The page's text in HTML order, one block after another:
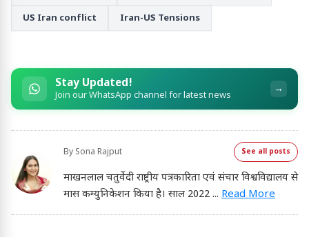
US Iran conflict Iran-US Tensions
Stay Updated!
Join our WhatsApp channel for latest news →
By Sona Rajput See all posts
माखनलाल चतुर्वेदी राष्ट्रीय पत्रकारिता एवं संचार विश्वविद्यालय से
मास कम्युनिकेशन किया है। साल 2022 ... Read More